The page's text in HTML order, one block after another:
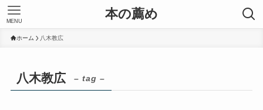
本の薦め
MENU
ホーム 八木教広
八木教広 – tag –